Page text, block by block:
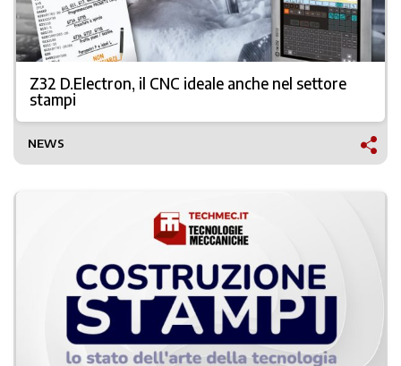
Z32 D.Electron, il CNC ideale anche nel settore
stampi
NEWS